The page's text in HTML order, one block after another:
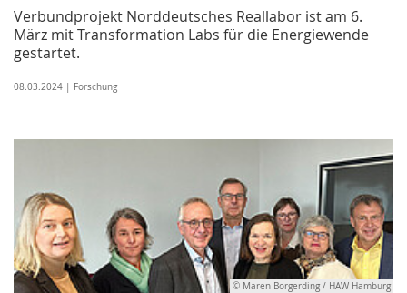
Verbundprojekt Norddeutsches Reallabor ist am 6.
März mit Transformation Labs für die Energiewende
gestartet.
08.03.2024 | Forschung
© Maren Borgerding / HAW Hamburg